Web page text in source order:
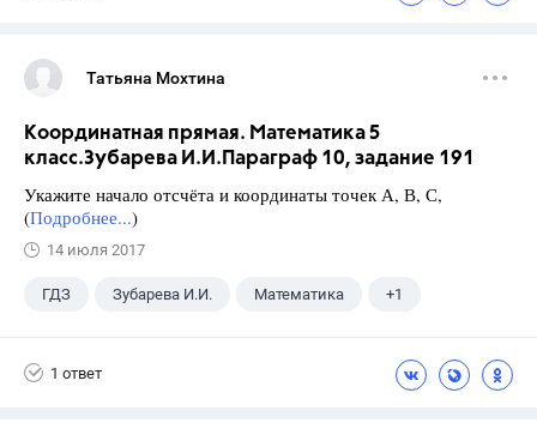
Татьяна Мохтина
Координатная прямая. Математика 5
класс.Зубарева И.И.Параграф 10, задание 191
Укажите начало отсчёта и координаты точек А, В, С,
(Подробнее...)
14 июля 2017
ГДЗ Зубарева И.И. Математика +1
1 ответ